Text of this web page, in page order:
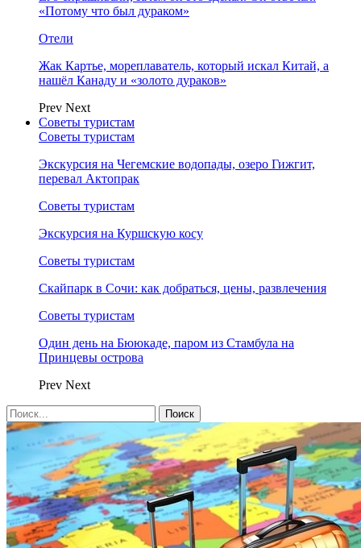
«Потому что был дураком»
Отели
Жак Картье, мореплаватель, который искал Китай, а
нашёл Канаду и «золото дураков»
Prev Next
Советы туристам
Советы туристам
Экскурсия на Чегемские водопады, озеро Гижгит,
перевал Актопрак
Советы туристам
Экскурсия на Куршскую косу
Советы туристам
Скайпарк в Сочи: как добраться, цены, развлечения
Советы туристам
Один день на Бююкаде, паром из Стамбула на
Принцевы острова
Prev Next